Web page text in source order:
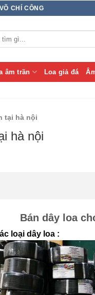
CHÍ CÔNG
âm trần Loa giả đá
tại hà nội
hà nội
Bán dây loa
loại dây loa :